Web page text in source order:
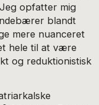
opfatter mig
blandt
mere nuanceret
hele til at være
og reduktionistisk